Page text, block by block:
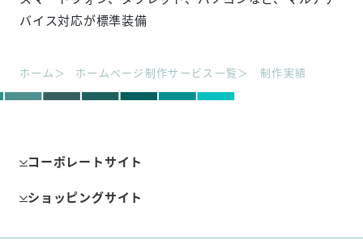
バイス対応が標準装備
ホーム ホームページ制作サービス一覧 制作実績
コーポレートサイト
ショッピングサイト